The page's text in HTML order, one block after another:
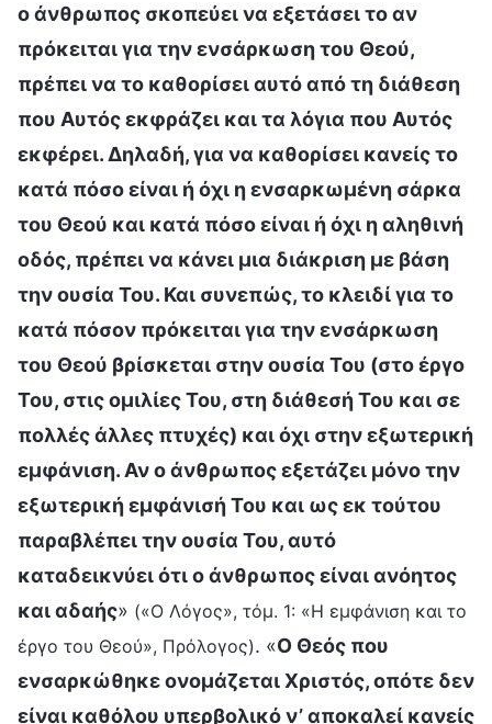
ο άνθρωπος σκοπεύει να εξετάσει το αν
πρόκειται για την ενσάρκωση του Θεού,
πρέπει να το καθορίσει αυτό από τη διάθεση
που Αυτός εκφράζει και τα λόγια που Αυτός
εκφέρει. Δηλαδή, για να καθορίσει κανείς το
κατά πόσο είναι ή όχι η ενσαρκωμένη σάρκα
του Θεού και κατά πόσο είναι ή όχι η αληθινή
οδός, πρέπει να κάνει μια διάκριση με βάση
την ουσία Του. Και συνεπώς, το κλειδί για το
κατά πόσον πρόκειται για την ενσάρκωση
του Θεού βρίσκεται στην ουσία Του (στο έργο
Του, στις ομιλίες Του, στη διάθεσή Του και σε
πολλές άλλες πτυχές) και όχι στην εξωτερική
εμφάνιση. Αν ο άνθρωπος εξετάζει μόνο την
εξωτερική εμφάνισή Του και ως εκ τούτου
παραβλέπει την ουσία Του, αυτό
καταδεικνύει ότι ο άνθρωπος είναι ανόητος
και αδαής» («Ο Λόγος», τόμ. 1: «Η εμφάνιση και το
έργο του Θεού», Πρόλογος). «Ο Θεός που
ενσαρκώθηκε ονομάζεται Χριστός, οπότε δεν
είναι καθόλου υπερβολικό ν’ αποκαλεί κανείς